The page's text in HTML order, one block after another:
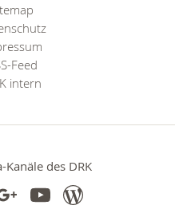
Feed
intern
Kanäle des DRK